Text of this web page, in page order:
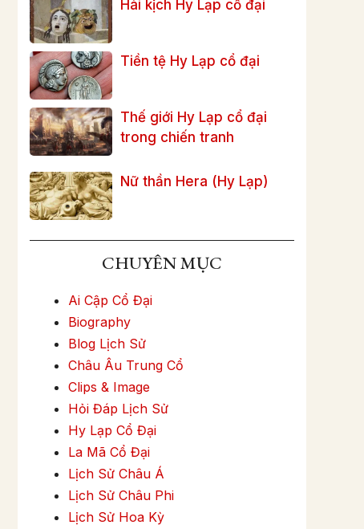
Hài kịch Hy Lạp cổ đại
Tiền tệ Hy Lạp cổ đại
Thế giới Hy Lạp cổ đại
trong chiến tranh
Nữ thần Hera (Hy Lạp)
CHUYÊN MỤC
Ai Cập Cổ Đại
Biography
Blog Lịch Sử
Châu Âu Trung Cổ
Clips & Image
Hỏi Đáp Lịch Sử
Hy Lạp Cổ Đại
La Mã Cổ Đại
Lịch Sử Châu Á
Lịch Sử Châu Phi
Lịch Sử Hoa Kỳ